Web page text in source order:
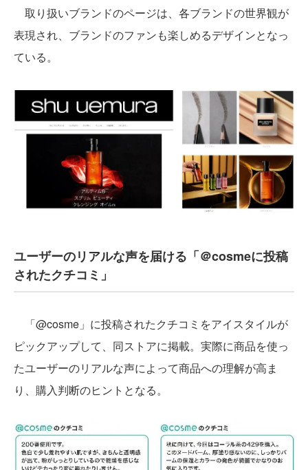
取り扱いブランドのページは、各ブランドの世界観が
表現され、ブランドのファンも楽しめるデザインとなっ
ている。
ユーザーのリアルな声を届ける「＠cosmeに投稿
されたクチコミ」
「@cosme」に投稿されたクチコミをアイスタイルが
ピックアップして、同ストアに掲載。実際に商品を使っ
たユーザーのリアルな声によって商品への理解が高ま
り、購入判断のヒントとなる。